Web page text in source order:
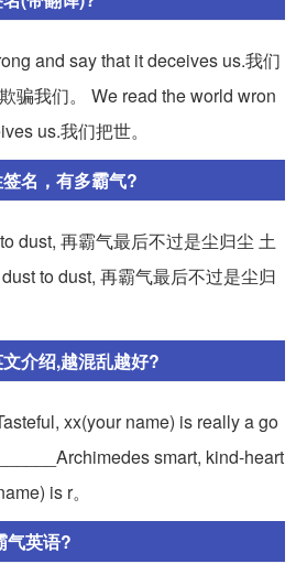
and say that it deceives us.我们
骗我们。 We read the world wron
us.我们把世。
名，有多霸气?
dust, 再霸气最后不过是尘归尘 土
to dust, 再霸气最后不过是尘归
介绍,越混乱越好?
xx(your name) is really a go
smart, kind-heart
is r。
气英语?